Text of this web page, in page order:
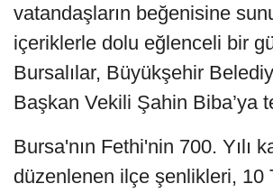
vatandaşların beğenisine
içeriklerle dolu eğlenceli bir
Bursalılar, Büyükşehir
Başkan Vekili Şahin Biba’ya
Bursa'nın Fethi'nin 700. Yılı
düzenlenen ilçe şenlikleri, 10